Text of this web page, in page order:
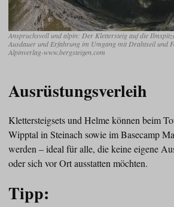
Anspruchsvoll und alpin: Der Klettersteig auf die
Ausdauer und Erfahrung im Umgang mit Drahtseil und
Alpinverlag-www.bergsteigen.com
Ausrüstungsverleih
Klettersteigsets und Helme können beim
Wipptal in Steinach sowie im Basecamp
werden – ideal für alle, die keine eigene
oder sich vor Ort ausstatten möchten.
Tipp: